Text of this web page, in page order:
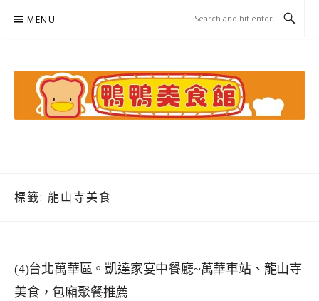
MENU
標籤: 龍山寺美食
(4)台北萬華區。凱達家宴中餐廳~萬華車站、龍山寺
美食，包廂聚餐推薦